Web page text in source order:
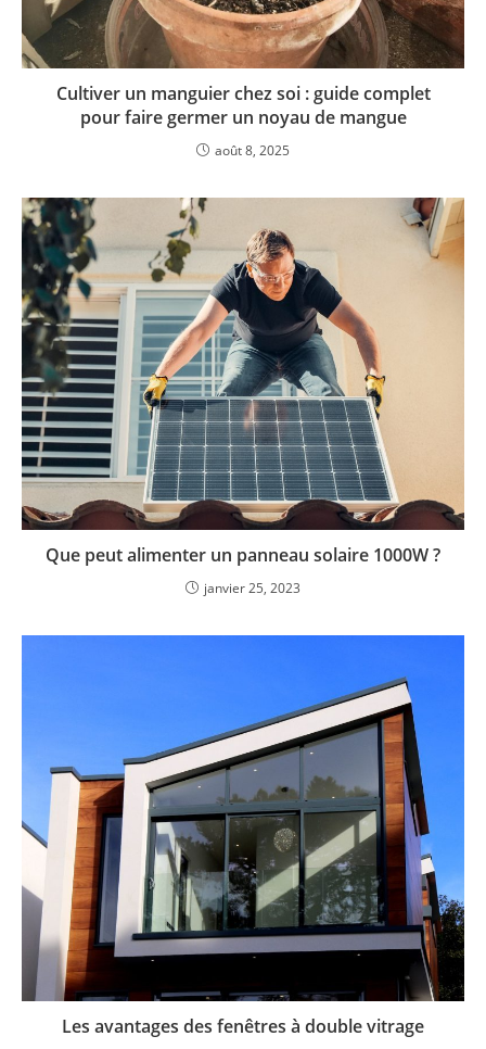
Cultiver un manguier chez soi : guide complet
pour faire germer un noyau de mangue
août 8, 2025
Que peut alimenter un panneau solaire 1000W ?
janvier 25, 2023
Les avantages des fenêtres à double vitrage